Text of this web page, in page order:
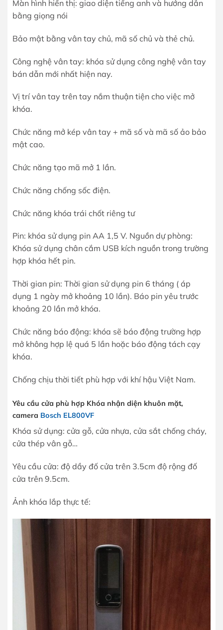
Màn hình hiển thị: giao diện tiếng anh và hướng dẫn
bằng giọng nói
Bảo mật bằng vân tay chủ, mã số chủ và thẻ chủ.
Công nghệ vân tay: khóa sử dụng công nghệ vân tay
bán dẫn mới nhất hiện nay.
Vị trí vân tay trên tay nắm thuận tiện cho việc mở
khóa.
Chức năng mở kép vân tay + mã số và mã số ảo bảo
mật cao.
Chức năng tạo mã mở 1 lần.
Chức năng chống sốc điện.
Chức năng khóa trái chốt riêng tư
Pin: khóa sử dụng pin AA 1,5 V. Nguồn dự phòng:
Khóa sử dụng chân cắm USB kích nguồn trong trường
hợp khóa hết pin.
Thời gian pin: Thời gian sử dụng pin 6 tháng ( áp
dụng 1 ngày mở khoảng 10 lần). Báo pin yêu trước
khoảng 20 lần mở khóa.
Chức năng báo động: khóa sẽ báo động trường hợp
mở không hợp lệ quá 5 lần hoặc báo động tách cạy
khóa.
Chống chịu thời tiết phù hợp với khí hậu Việt Nam.
Yêu cầu cửa phù hợp Khóa nhận diện khuôn mặt,
camera Bosch EL800VF
Khóa sử dụng: cửa gỗ, cửa nhựa, cửa sắt chống cháy,
cửa thép vân gỗ…
Yêu cầu cửa: độ dầy đố cửa trên 3.5cm độ rộng đố
cửa trên 9.5cm.
Ảnh khóa lắp thực tế: